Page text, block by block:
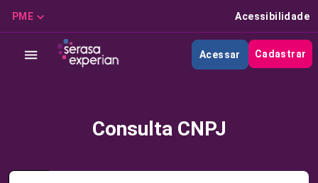
PME Acessibilidade
Acessar Cadastrar
Consulta CNPJ